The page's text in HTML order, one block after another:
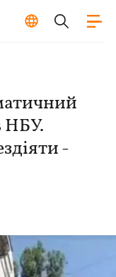
НБУ.
-